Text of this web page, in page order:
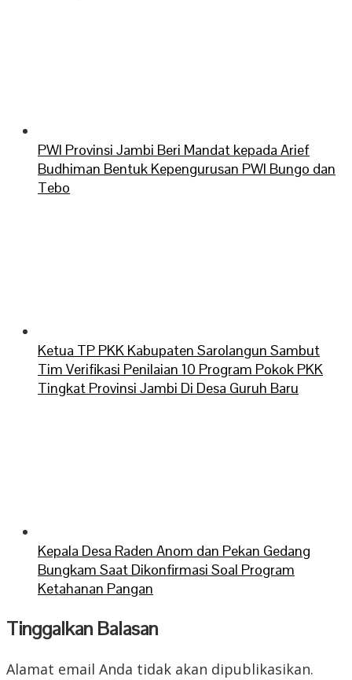
PWI Provinsi Jambi Beri Mandat kepada Arief
Budhiman Bentuk Kepengurusan PWI Bungo dan
Tebo
Ketua TP PKK Kabupaten Sarolangun Sambut
Tim Verifikasi Penilaian 10 Program Pokok PKK
Tingkat Provinsi Jambi Di Desa Guruh Baru
Kepala Desa Raden Anom dan Pekan Gedang
Bungkam Saat Dikonfirmasi Soal Program
Ketahanan Pangan
Tinggalkan Balasan
Alamat email Anda tidak akan dipublikasikan.